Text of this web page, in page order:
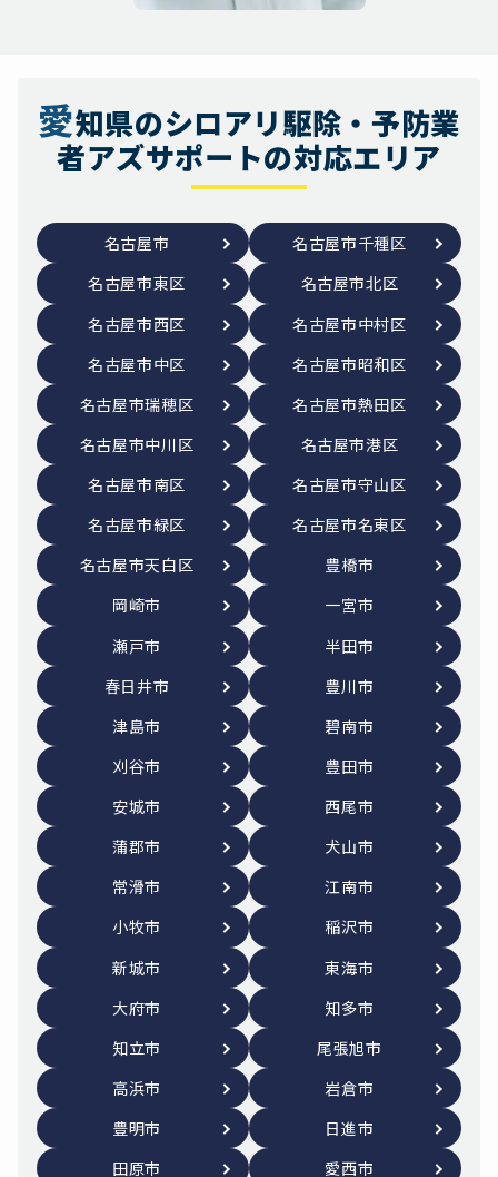
愛知県のシロアリ駆除・予防業
者アズサポートの対応エリア
名古屋市
名古屋市千種区
名古屋市東区
名古屋市北区
名古屋市西区
名古屋市中村区
名古屋市中区
名古屋市昭和区
名古屋市瑞穂区
名古屋市熱田区
名古屋市中川区
名古屋市港区
名古屋市南区
名古屋市守山区
名古屋市緑区
名古屋市名東区
名古屋市天白区
豊橋市
岡崎市
一宮市
瀬戸市
半田市
春日井市
豊川市
津島市
碧南市
刈谷市
豊田市
安城市
西尾市
蒲郡市
犬山市
常滑市
江南市
小牧市
稲沢市
新城市
東海市
大府市
知多市
知立市
尾張旭市
高浜市
岩倉市
豊明市
日進市
田原市
愛西市